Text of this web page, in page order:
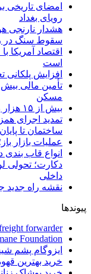
امضای
رویای بغداد
سقوط سنگ در
اقتصاد
است
افزایش
مسکن
بیش از ۱۵ هزار زائر اربعین به البرز بازگشتند
ساختمان تا
عملیات بازار
انواع قاب
دکارت؛ تحولی
داخلی
نقشه راه
پیوندها
forwarder
Foundation
ایزوگام پشم
خرید بهترین